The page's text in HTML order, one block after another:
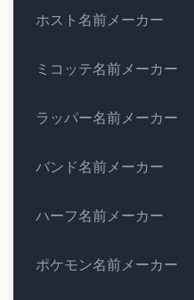
ホスト名前メーカー
ミコッテ名前メーカー
ラッパー名前メーカー
バンド名前メーカー
ハーフ名前メーカー
ポケモン名前メーカー